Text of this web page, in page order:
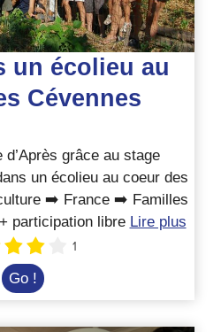
un écolieu au
Cévennes
d’Après grâce au stage
un écolieu au coeur des
➡️ France ➡️ Familles
participation libre Lire plus
1
Go ! Stage
dans